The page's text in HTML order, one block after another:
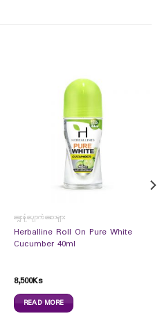
ချွေးနံ့ပျောက်ဆေးများ
Herballine Roll On Pure White
Cucumber 40ml
8,500Ks
READ MORE